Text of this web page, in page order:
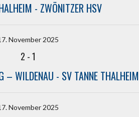
- ZWÖNITZER HSV
November 2025
2 -1
– WILDENAU - SV TANNE THALHEIM
November 2025